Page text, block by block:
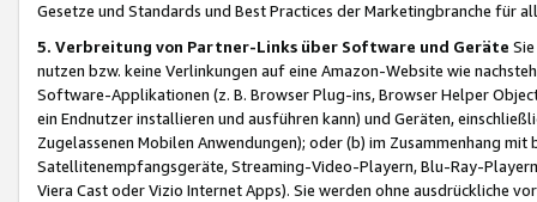
Gesetze und Standards und Best Practices der Marketingbranche für
5. Verbreitung von Partner-Links über Software und Geräte
nutzen bzw. keine Verlinkungen auf eine Amazon-Website wie
Software-Applikationen (z. B. Browser Plug-ins, Browser Helper
ein Endnutzer installieren und ausführen kann) und Geräten,
Zugelassenen Mobilen Anwendungen); oder (b) im Zusammenhang
Satellitenempfangsgeräte, Streaming-Video-Playern, Blu-Ray-
Viera Cast oder Vizio Internet Apps). Sie werden ohne ausdrückliche